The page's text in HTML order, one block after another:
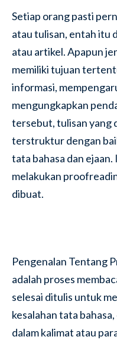
Setiap orang pasti
atau tulisan, entah itu
atau artikel. Apapun
memiliki tujuan
informasi,
mengungkapkan
tersebut, tulisan yang
terstruktur dengan
tata bahasa dan
melakukan
dibuat.
Pengenalan Tentang
adalah proses
selesai ditulis untuk
kesalahan tata
dalam kalimat atau